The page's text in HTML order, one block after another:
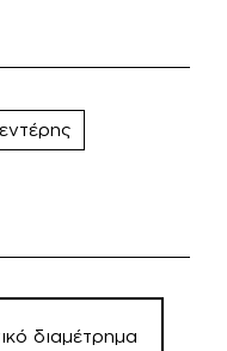
διαμέτρημα